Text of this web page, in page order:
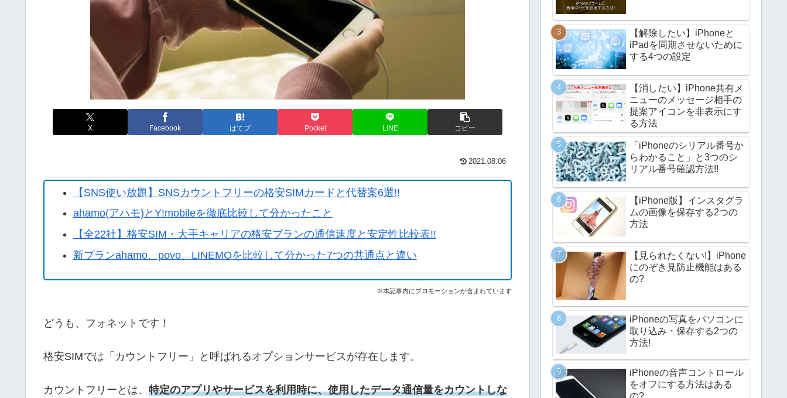
X Facebook はてブ Pocket LINE コピー
2021.08.06
【SNS使い放題】SNSカウントフリーの格安SIMカードと代替案6選!!
ahamo(アハモ)とY!mobileを徹底比較して分かったこと
【全22社】格安SIM・大手キャリアの格安プランの通信速度と安定性比較表!!
新プランahamo、povo、LINEMOを比較して分かった7つの共通点と違い
※本記事内にプロモーションが含まれています
どうも、フォネットです！
格安SIMでは「カウントフリー」と呼ばれるオプションサービスが存在します。
カウントフリーとは、 特定のアプリやサービスを利用時に、使用したデータ通信量をカウントしな
【解除したい】iPhoneと
iPadを同期させないために
する4つの設定
【消したい】iPhone共有メ
ニューのメッセージ相手の
提案アイコンを非表示にす
る方法
「iPhoneのシリアル番号か
らわかること」と3つのシ
リアル番号確認方法!!
【iPhone版】インスタグラ
ムの画像を保存する2つの
方法
【見られたくない!】iPhone
にのぞき見防止機能はある
の?
iPhoneの写真をパソコンに
取り込み・保存する2つの
方法!
iPhoneの音声コントロール
をオフにする方法はある
の?